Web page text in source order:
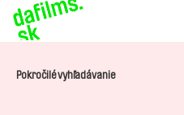
Pokročilé vyhľadávanie